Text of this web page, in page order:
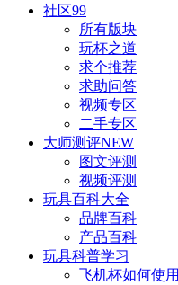
社区99
所有版块
玩杯之道
求个推荐
求助问答
视频专区
二手专区
大师测评NEW
图文评测
视频评测
玩具百科大全
品牌百科
产品百科
玩具科普学习
飞机杯如何使用